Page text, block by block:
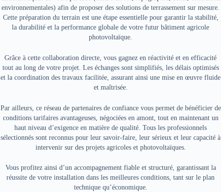
environnementales) afin de proposer des solutions de terrassement sur mesure.
Cette préparation du terrain est une étape essentielle pour garantir la stabilité,
la durabilité et la performance globale de votre futur bâtiment agricole
photovoltaïque.
Grâce à cette collaboration directe, vous gagnez en réactivité et en efficacité
tout au long de votre projet. Les échanges sont simplifiés, les délais optimisés
et la coordination des travaux facilitée, assurant ainsi une mise en œuvre fluide
et maîtrisée.
Par ailleurs, ce réseau de partenaires de confiance vous permet de bénéficier de
conditions tarifaires avantageuses, négociées en amont, tout en maintenant un
haut niveau d’exigence en matière de qualité. Tous les professionnels
sélectionnés sont reconnus pour leur savoir-faire, leur sérieux et leur capacité à
intervenir sur des projets agricoles et photovoltaïques.
Vous profitez ainsi d’un accompagnement fiable et structuré, garantissant la
réussite de votre installation dans les meilleures conditions, tant sur le plan
technique qu’économique.